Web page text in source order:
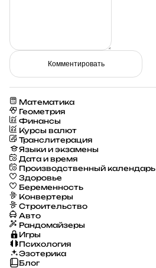
Комментировать
Математика
Геометрия
Финансы
Курсы валют
Транслитерация
Языки и экзамены
Дата и время
Производственный календарь
Здоровье
Беременность
Конвертеры
Строительство
Авто
Рандомайзеры
Игры
Психология
Эзотерика
Блог